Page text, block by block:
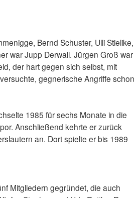
Bernd Schuster, Ulli Stielike,
war Jupp Derwall. Jürgen Groß war
der hart gegen sich selbst, mit
gegnerische Angriffe schon
1985 für sechs Monate in die
Anschließend kehrte er zurück
an. Dort spielte er bis 1989
Mitgliedern gegründet, die auch